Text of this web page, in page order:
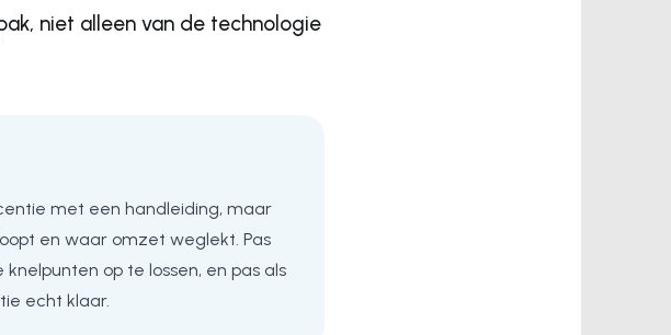
niet alleen van de technologie
met een handleiding, maar
en waar omzet weglekt. Pas
op te lossen, en pas als
echt klaar.